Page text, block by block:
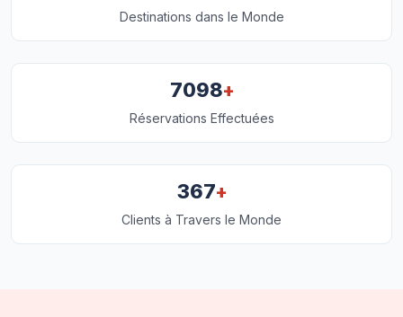
Destinations dans le Monde
7098+
Réservations Effectuées
367+
Clients à Travers le Monde